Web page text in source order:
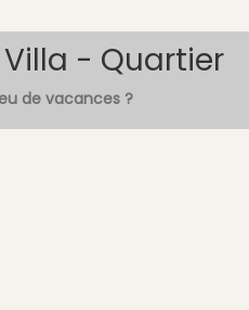
- Quartier
de vacances ?